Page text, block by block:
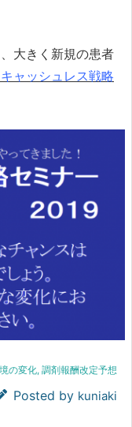
大きく新規の患者
キャッシュレス戦略
の変化, 調剤報酬改定予想
Posted by kuniaki